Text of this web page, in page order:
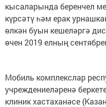
кысаларында беренчел
күрсәтү һәм ерак
өлкән буын кешеләргә
өчен 2019 елның
Мобиль комплекслар
учреждениеләренә
клиник хастаханәсе